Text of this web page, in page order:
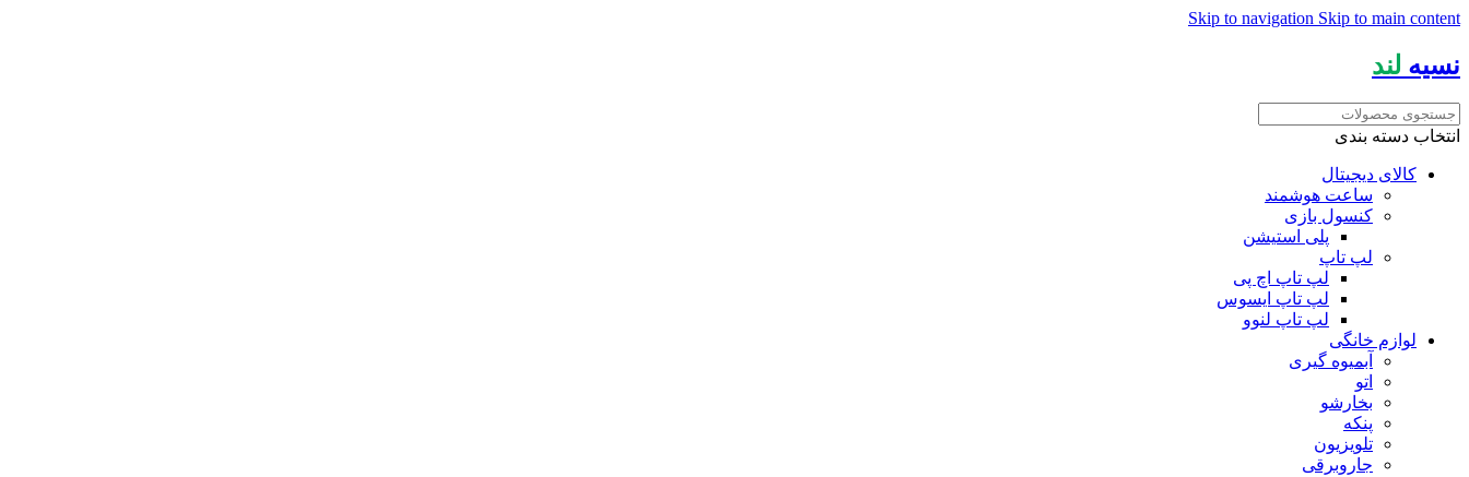
Skip to navigation Skip to main content
نسیه لند
انتخاب دسته بندی
کالای دیجیتال
ساعت هوشمند
کنسول بازی
پلی استیشن
لپ تاپ
لپ تاپ اچ پی
لپ تاپ ایسوس
لپ تاپ لنوو
لوازم خانگی
آبمیوه گیری
اتو
بخارشو
پنکه
تلویزیون
جاروبرقی